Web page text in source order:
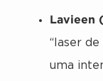
Lavieen
“laser
uma